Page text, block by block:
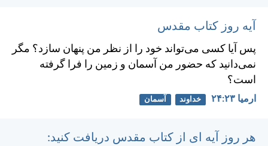
آیه روز کتاب مقدس
پس آيا كسی می‌تواند خود را از نظر من پنهان سازد؟ مگر
نمی‌دانيد كه حضور من آسمان و زمين را فرا گرفته
است؟
ارميا ۲۳:‏۲۴ خداوند آسمان
هر روز آیه ای از کتاب مقدس دریافت کنید: